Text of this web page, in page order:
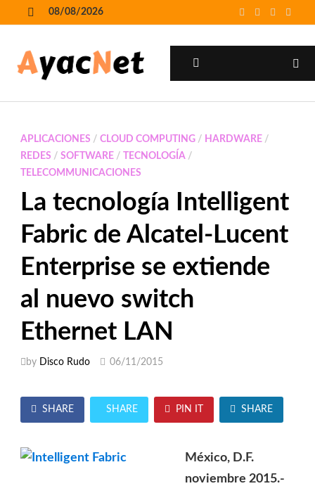
to
08/08/2026
APLICACIONES / CLOUD COMPUTING/ HARDWARE/
REDES / SOFTWARE/ TECNOLOGÍA/
TELECOMMUNICACIONES
La tecnología Intelligent
Fabric de Alcatel-Lucent
Enterprise se extiende
al nuevo switch
Ethernet LAN
by Disco Rudo 06/11/2015
SHARE SHARE PIN IT SHARE
México, D.F.
noviembre 2015.-